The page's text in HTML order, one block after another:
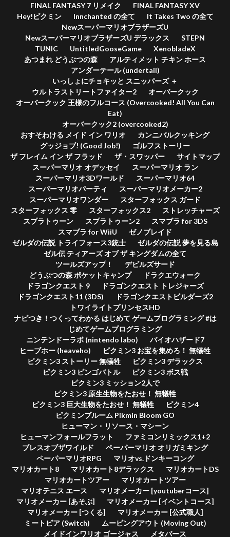
FINAL FANTASY 7 リメイク
FINAL FANTASY XV
Hey!ピクミン
Innchanted の全て
It Takes Two の全て
NewスーパーマリオブラザーズU
NewスーパーマリオブラザーズU デラックス
STEPN
TUNIC
UntitledGooseGame
XenobladeX
あつまれ どうぶつの森
アルティメット チキン ホース
アンダーテール (undertail)
いっしょにチョキッと スニッパーズ ＋
ウルトラストリートファイター2
オーバークック
オーバークック 王様のフルコース (Overcooked! All You Can
Eat)
オーバークック2 (overcooked2)
おすそわける メイド イン ワリオ
カンニバルクッキング
グッジョブ! (Good Job!)
ゴルフストーリー
ザ フレイム イン ザ フラッド
ザ・スワッパー
サイトマップ
スーパーマリオ オデッセイ
スーパーマリオ ラン
スーパーマリオ3Dワールド
スーパーマリオ64
スーパーマリオパーティ
スーパーマリオメーカー2
スーパーマリオワンダー
スターフォックス ガード
スターフォックス 零
スターフォックス2
ストレッチャーズ
スプラトゥーン
スプラトゥーン2
スマブラ for 3DS
スマブラ for WiiU
ゼノブレイド
ゼルダの伝説 トライフォース3銃士
ゼルダの伝説 夢を見る島
ゼル伝 ティアーズ オブ ザ キングダムの全て
ツールズアップ！
デビルズサード
どうぶつの森 ポケットキャンプ
ドラクエウォーク
ドラゴンクエスト 9
ドラゴンクエスト トレジャーズ
ドラゴンクエスト11 (3DS)
ドラゴンクエストビルダーズ2
トワイライトプリンセスHD
ナビつき！つくってわかる はじめて ゲームプログラミング #は
じめてゲームプログラミング
ニンテンドーラボ (nintendo labo)
バイオハザード7
ヒーブホー (heaveho)
ピクミン3 お宝を集めろ！ 無犠牲
ピクミン3 ストーリー 無犠牲
ピクミン3 デラックス
ピクミン3 ビンゴバトル
ピクミン3 ボス戦
ピクミン3 ミッション2人で
ピクミン3 原生生物をたおせ！ 無犠牲
ピクミン3 巨大生物をたおせ！ 無犠牲
ピクミン4
ピクミンブルーム Pikmin Bloom GO
ヒューマン・リソース・マシーン
ヒューマンフォールフラット
ファミコンリミックス1+2
ブレスオブザワイルド
ペーパーマリオ オリガミキング
ペーパーマリオRPG
マリオvs.ドンキーコング
マリオカート8
マリオカート8デラックス
マリオカートDS
マリオカートツアー
マリオカートツアー
マリオテニス エース
マリオメーカー [youtuberコース]
マリオメーカー [あそぶ]
マリオメーカー [イベントコース]
マリオメーカー [つくる]
マリオメーカー [公式職人]
ミートピア (Switch)
ムービングアウト (Moving Out)
メイドインワリオ ゴージャス
メタバース